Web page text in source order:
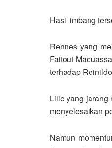
Hasil imbang
Rennes yang
Faitout
terhadap
Lille yang jarang
menyelesaikan
Namun